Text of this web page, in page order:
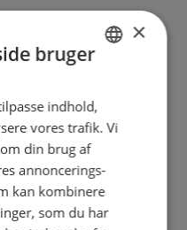
bruger
DANISH
GERMAN
NORWEGIAN
×
bruger
indhold,
vores trafik. Vi
din brug af
annoncerings-
kan kombinere
som du har